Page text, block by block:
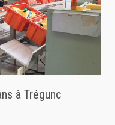
à Trégunc